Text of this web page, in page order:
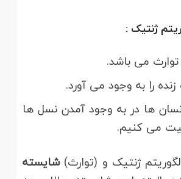
ژنتیک :
می باشد.
را به وجود می آورد.
ها در به وجود آمدن نسل ها
می کنیم.
ژنتیک و (توارث)شایسته